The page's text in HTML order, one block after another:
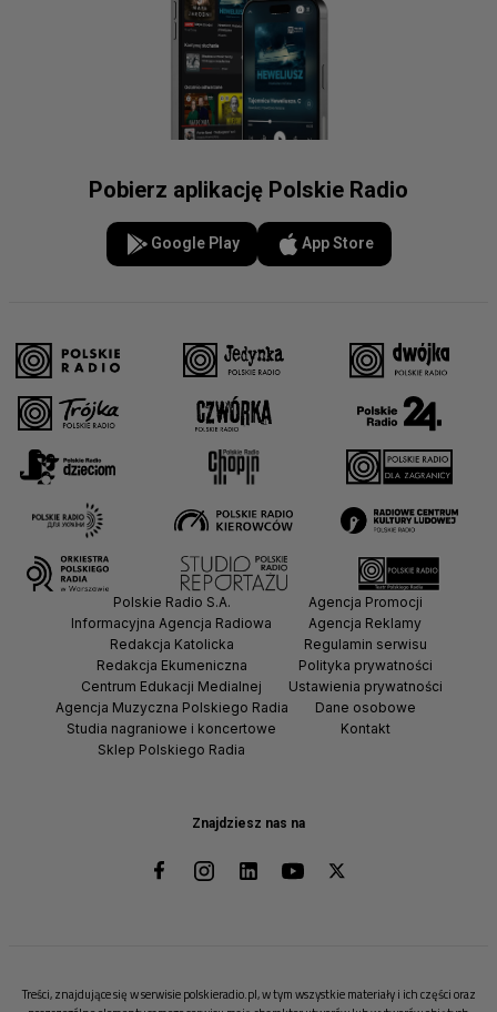
Pobierz aplikację Polskie Radio
Google Play App Store
Znajdziesz nas na
Polskie Radio S.A.
Informacyjna Agencja Radiowa
Redakcja Katolicka
Redakcja Ekumeniczna
Centrum Edukacji Medialnej
Agencja Muzyczna Polskiego Radia
Studia nagraniowe i koncertowe
Sklep Polskiego Radia
Agencja Promocji
Agencja Reklamy
Regulamin serwisu
Polityka prywatności
Ustawienia prywatności
Dane osobowe
Kontakt
Treści, znajdujące się w serwisie polskieradio.pl, w tym wszystkie materiały i ich części oraz